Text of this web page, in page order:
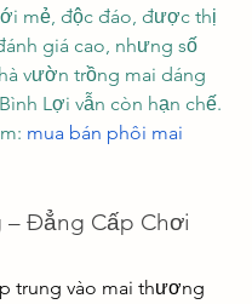
mẻ, độc đáo, được thị
giá cao, nhưng số
vườn trồng mai dáng
Lợi vẫn còn hạn chế.
mua bán phôi mai
– Đẳng Cấp Chơi
trung vào mai thương